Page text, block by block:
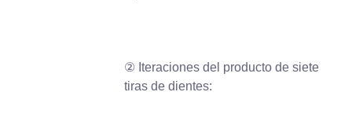
② Iteraciones del producto de siete
tiras de dientes: